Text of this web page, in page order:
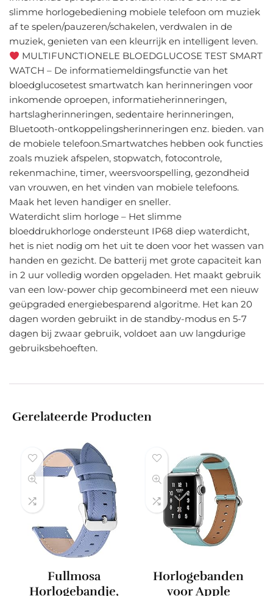
slimme horlogebediening mobiele telefoon om muziek
af te spelen/pauzeren/schakelen, verdwalen in de
muziek, genieten van een kleurrijk en intelligent leven.
MULTIFUNCTIONELE BLOEDGLUCOSE TEST SMART
WATCH – De informatiemeldingsfunctie van het
bloedglucosetest smartwatch kan herinneringen voor
inkomende oproepen, informatieherinneringen,
hartslagherinneringen, sedentaire herinneringen,
Bluetooth-ontkoppelingsherinneringen enz. bieden. van
de mobiele telefoon.Smartwatches hebben ook functies
zoals muziek afspelen, stopwatch, fotocontrole,
rekenmachine, timer, weersvoorspelling, gezondheid
van vrouwen, en het vinden van mobiele telefoons.
Maak het leven handiger en sneller.
Waterdicht slim horloge – Het slimme
bloeddrukhorloge ondersteunt IP68 diep waterdicht,
het is niet nodig om het uit te doen voor het wassen van
handen en gezicht. De batterij met grote capaciteit kan
in 2 uur volledig worden opgeladen. Het maakt gebruik
van een low-power chip gecombineerd met een nieuw
geüpgraded energiebesparend algoritme. Het kan 20
dagen worden gebruikt in de standby-modus en 5-7
dagen bij zwaar gebruik, voldoet aan uw langdurige
gebruiksbehoeften.
Gerelateerde Producten
Fullmosa
Horlogebandje,
Horlogebanden
voor Apple